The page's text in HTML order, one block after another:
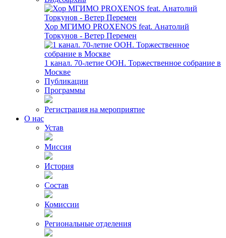
Хор МГИМО PROXENOS feat. Анатолий
Торкунов - Ветер Перемен
1 канал. 70-летие ООН. Торжественное собрание в
Москве
Публикации
Программы
Регистрация на мероприятие
О нас
Устав
Миссия
История
Состав
Комиссии
Региональные отделения